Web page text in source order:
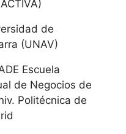
de
(UNAV)
Escuela
de Negocios de
Politécnica de